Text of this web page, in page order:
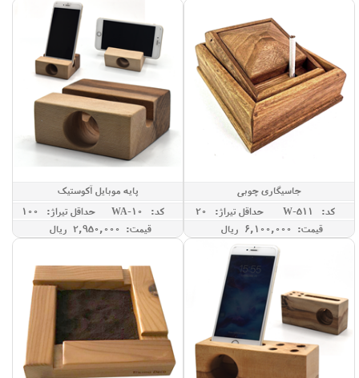
جاسیگاری چوبی
کد: W-511
حداقل تيراژ: 20
قیمت: 6,100,000 ريال
پایه موبایل آکوستیک
کد: WA-10
حداقل تيراژ: 100
قیمت: 2,950,000 ريال